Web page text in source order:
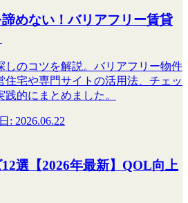
めない！バリアフリー賃貸
しのコツを解説。バリアフリー物件
住宅や専門サイトの活用法、チェッ
的にまとめました。
: 2026.06.22
選【2026年最新】QOL向上